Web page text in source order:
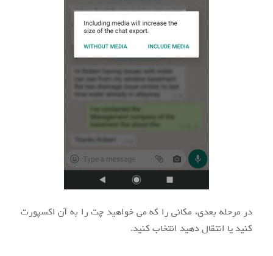
در مرحله بعدی، مکانی را که می خواهید چت را به آن اکسپورت
کنید یا انتقال دهید انتخاب کنید.